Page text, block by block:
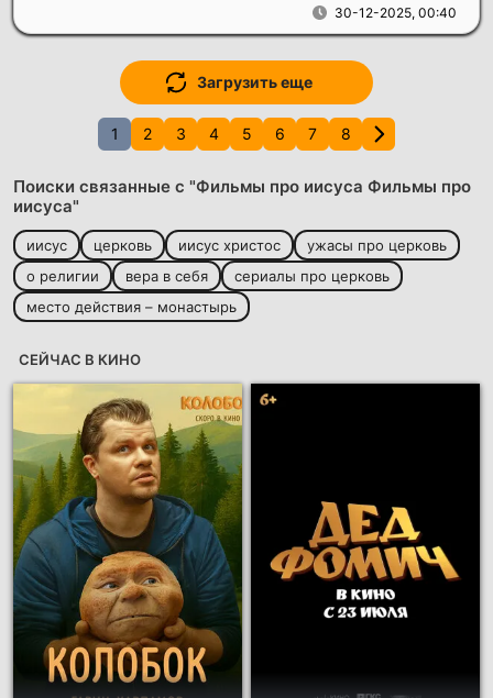
30-12-2025, 00:40
Загрузить еще
1 2 3 4 5 6 7 8
Поиски связанные с "Фильмы про иисуса Фильмы про
иисуса"
иисус церковь иисус христос
ужасы про церковь
о религии
вера в себя
сериалы про церковь
место действия – монастырь
СЕЙЧАС В КИНО